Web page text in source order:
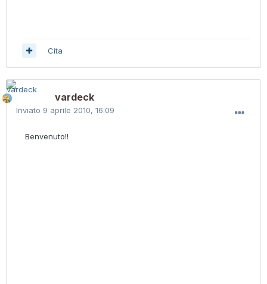
Cita
vardeck
Inviato 9 aprile 2010, 16:09
Benvenuto!!